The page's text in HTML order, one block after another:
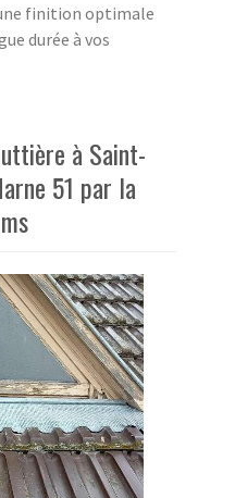
finition optimale
durée à vos
à Saint-
51 par la